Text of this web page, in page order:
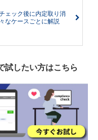
ェック後に内定取り消
なケースごとに解説
試したい方はこちら